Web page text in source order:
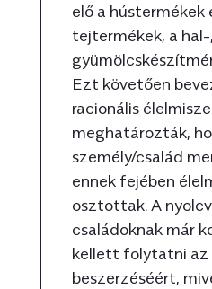
elő a hústermékek
tejtermékek, a
Ezt követően
racionális
meghatározták,
személy/család
ennek fejében
osztottak. A
családoknak már
kellett folytatni az
beszerzéséért,